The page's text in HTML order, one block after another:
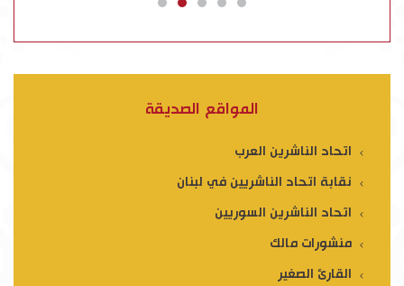
المواقع الصديقة
اتحاد الناشرين العرب
نقابة اتحاد الناشريين في لبنان
اتحاد الناشرين السوريين
منشورات مالك
القارئ الصغير